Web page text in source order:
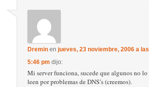
Dremin enjueves, 23 noviembre, 2006 a las
5:46 pm dijo:
Mi server funciona, sucede que algunos no lo
leen por problemas de DNS’s (creemos).